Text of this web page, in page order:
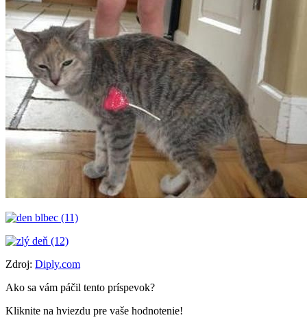
Zdroj: Diply.com
Ako sa vám páčil tento príspevok?
Kliknite na hviezdu pre vaše hodnotenie!